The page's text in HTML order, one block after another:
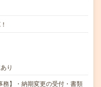
り
務】・納期変更の受付・書類